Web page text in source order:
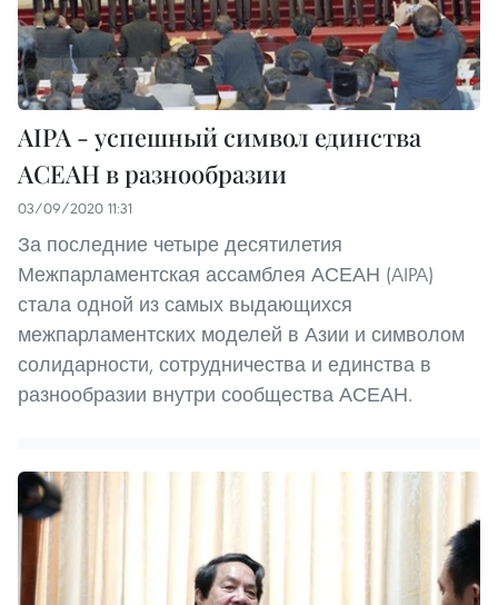
AIPA - успешный символ единства
АСЕАН в разнообразии
03/09/2020 11:31
За последние четыре десятилетия
Межпарламентская ассамблея АСЕАН (AIPA)
стала одной из самых выдающихся
межпарламентских моделей в Азии и символом
солидарности, сотрудничества и единства в
разнообразии внутри сообщества АСЕАН.